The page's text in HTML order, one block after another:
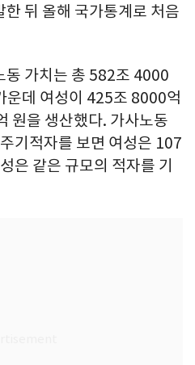
뒤 올해 국가통계로 처음
동 가치는 총 582조 4000
운데 여성이 425조 8000억
원을 생산했다. 가사노동
기적자를 보면 여성은 107
은 같은 규모의 적자를 기